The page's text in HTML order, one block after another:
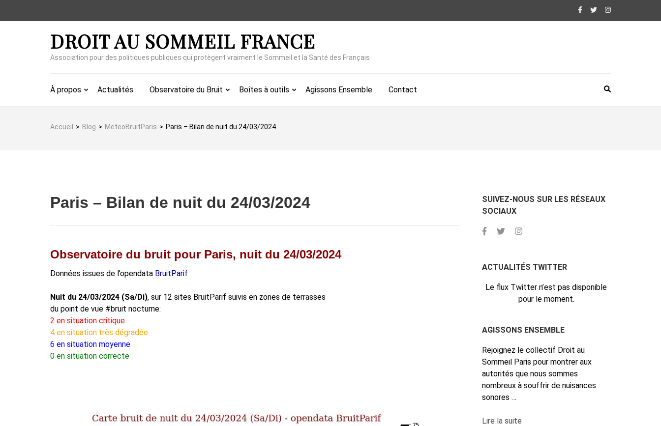
DROIT AU SOMMEIL FRANCE
Association pour des politiques publiques qui protègent vraiment le Sommeil et la Santé des Français
À propos Actualités Observatoire du Bruit Boîtes à outils Agissons Ensemble Contact
Accueil > Blog > MeteoBruitParis > Paris – Bilan de nuit du 24/03/2024
Paris – Bilan de nuit du 24/03/2024
Observatoire du bruit pour Paris, nuit du 24/03/2024
Données issues de l’opendata BruitParif
Nuit du 24/03/2024 (Sa/Di), sur 12 sites BruitParif suivis en zones de terrasses
du point de vue #bruit nocturne:
2 en situation critique
4 en situation très dégradée
6 en situation moyenne
0 en situation correcte
SUIVEZ-NOUS SUR LES RÉSEAUX
SOCIAUX
ACTUALITÉS TWITTER
Le flux Twitter n’est pas disponible
pour le moment.
AGISSONS ENSEMBLE
Rejoignez le collectif Droit au
Sommeil Paris pour montrer aux
autorités que nous sommes
nombreux à souffrir de nuisances
sonores …
Lire la suite